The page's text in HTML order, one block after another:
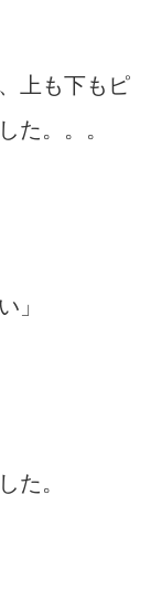
上も下もピ
た。。。
」
た。